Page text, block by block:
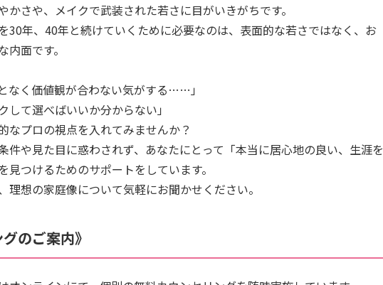
かさや、メイクで武装された若さに目がいきがちです。
30年、40年と続けていくために必要なのは、表面的な若さではなく、お
面です。
なく価値観が合わない気がする……」
して選べばいいか分からない」
なプロの視点を入れてみませんか？
件や見た目に惑わされず、あなたにとって「本当に居心地の良い、生涯を
見つけるためのサポートをしています。
理想の家庭像について気軽にお聞かせください。
のご案内》